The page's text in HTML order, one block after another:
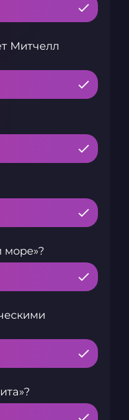
Митчелл
море»?